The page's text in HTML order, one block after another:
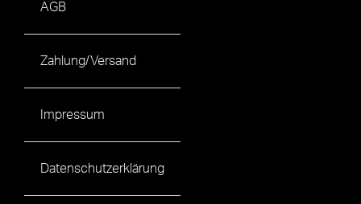
AGB
Zahlung/Versand
Impressum
Datenschutzerklärung